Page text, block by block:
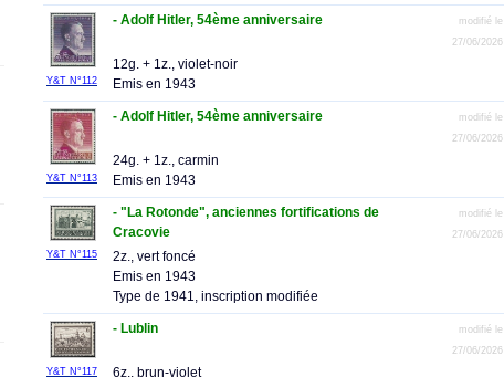
Y&T N°112
- Adolf Hitler, 54ème anniversaire
modifié le
27/06/2026
12g. + 1z., violet-noir
Emis en 1943
Y&T N°113
- Adolf Hitler, 54ème anniversaire
modifié le
27/06/2026
24g. + 1z., carmin
Emis en 1943
Y&T N°115
- "La Rotonde", anciennes fortifications de
Cracovie
modifié le
27/06/2026
2z., vert foncé
Emis en 1943
Type de 1941, inscription modifiée
Y&T N°117
- Lublin
modifié le
27/06/2026
6z., brun-violet